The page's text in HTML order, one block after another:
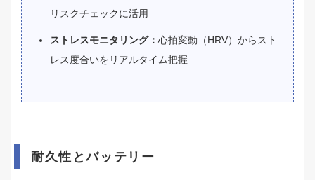
リスクチェックに活用
ストレスモニタリング： 心拍変動（HRV）からスト
レス度合いをリアルタイム把握
耐久性とバッテリー